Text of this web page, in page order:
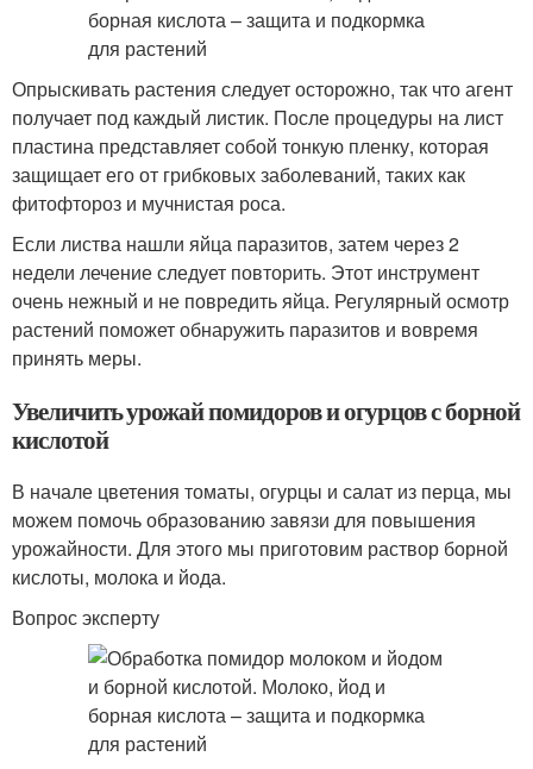
Опрыскивать растения следует осторожно, так что агент
получает под каждый листик. После процедуры на лист
пластина представляет собой тонкую пленку, которая
защищает его от грибковых заболеваний, таких как
фитофтороз и мучнистая роса.
Если листва нашли яйца паразитов, затем через 2
недели лечение следует повторить. Этот инструмент
очень нежный и не повредить яйца. Регулярный осмотр
растений поможет обнаружить паразитов и вовремя
принять меры.
Увеличить урожай помидоров и огурцов с борной
кислотой
В начале цветения томаты, огурцы и салат из перца, мы
можем помочь образованию завязи для повышения
урожайности. Для этого мы приготовим раствор борной
кислоты, молока и йода.
Вопрос эксперту